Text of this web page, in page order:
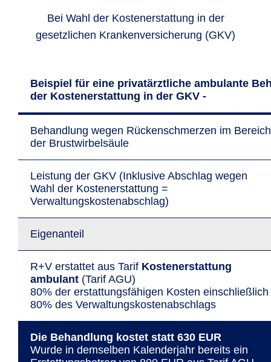
Bei Wahl der Kostenerstattung in der
gesetzlichen Krankenversicherung (GKV)
Beispiel für eine privatärztliche ambulante
der Kostenerstattung in der GKV -
Behandlung wegen Rückenschmerzen im Bereich
der Brustwirbelsäule
Leistung der GKV (Inklusive Abschlag wegen
Wahl der Kostenerstattung =
Verwaltungskostenabschlag)
Eigenanteil
R+V erstattet aus Tarif Kostenerstattung
ambulant (Tarif AGU)
80% der erstattungsfähigen Kosten einschließlich
80% des Verwaltungskostenabschlags
Die Behandlung kostet statt 630 EUR
Wurde in dem­selben Kalender­jahr bereits ein